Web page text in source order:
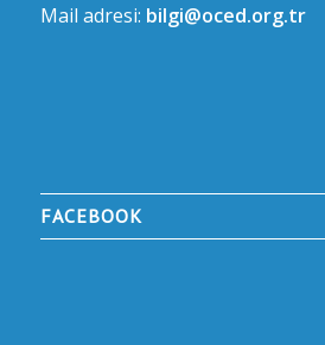
Mail adresi: bilgi@oced.org.tr
FACEBOOK